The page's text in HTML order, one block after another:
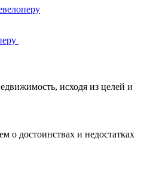
исходя из целей и
о достоинствах и недостатках